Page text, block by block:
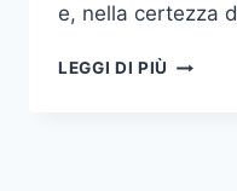
e, nella certezza
LEGGI DI PIÙ